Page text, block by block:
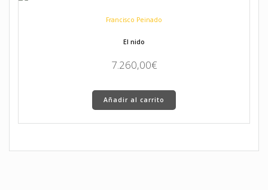
Francisco Peinado
El nido
7.260,00€
Añadir al carrito